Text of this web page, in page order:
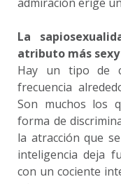
La
atributo más
Hay un tipo de
frecuencia
Son muchos los
forma de
la atracción que
inteligencia deja
con un cociente